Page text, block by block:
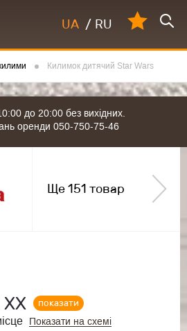
UA / RU
Килимок дитячий Star Wars
до 20:00 без вихідних.
оренди 050-750-75-46
ХХ
показати
Показати на схемі
Ще 151 товар